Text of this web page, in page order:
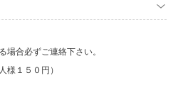
場合必ずご連絡下さい。
様１５０円）